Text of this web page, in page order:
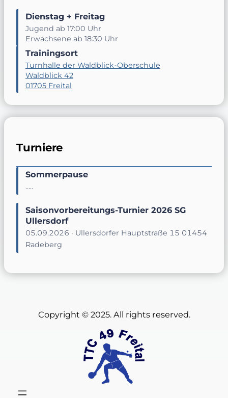
Dienstag + Freitag
Jugend ab 17:00 Uhr
Erwachsene ab 18:30 Uhr
Trainingsort
Turnhalle der Waldblick-Oberschule
Waldblick 42
01705 Freital
Turniere
Sommerpause
…..
Saisonvorbereitungs-Turnier 2026 SG
Ullersdorf
05.09.2026 · Ullersdorfer Hauptstraße 15 01454
Radeberg
Copyright © 2025. All rights reserved.